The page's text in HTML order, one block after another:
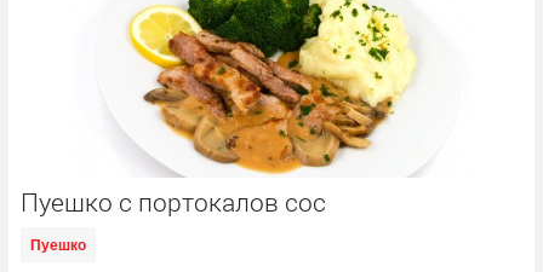
Пуешко с портокалов сос
Пуешко